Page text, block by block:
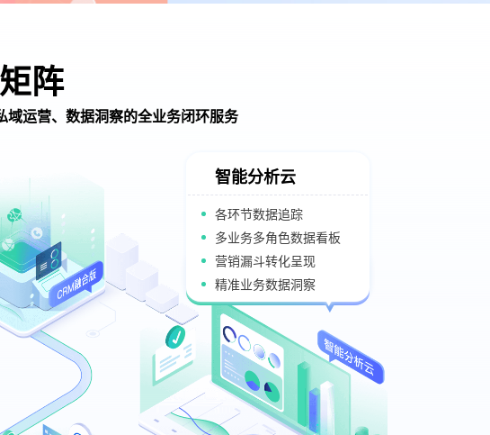
阵
运营、数据洞察的全业务闭环服务